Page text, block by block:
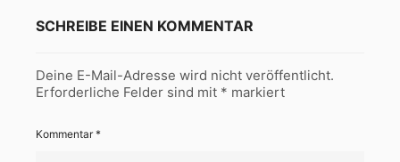
SCHREIBE EINEN KOMMENTAR
Deine E-Mail-Adresse wird nicht veröffentlicht.
Erforderliche Felder sind mit * markiert
Kommentar*